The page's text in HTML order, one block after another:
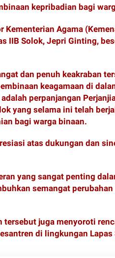
kepribadian bagi
Agama
IIB Solok, Jepri Ginting,
dan penuh keakraban
keagamaan di
perpanjangan
yang selama ini telah
bagi warga binaan.
atas dukungan dan
yang sangat penting
semangat
tersebut juga menyoroti
di lingkungan Lapas